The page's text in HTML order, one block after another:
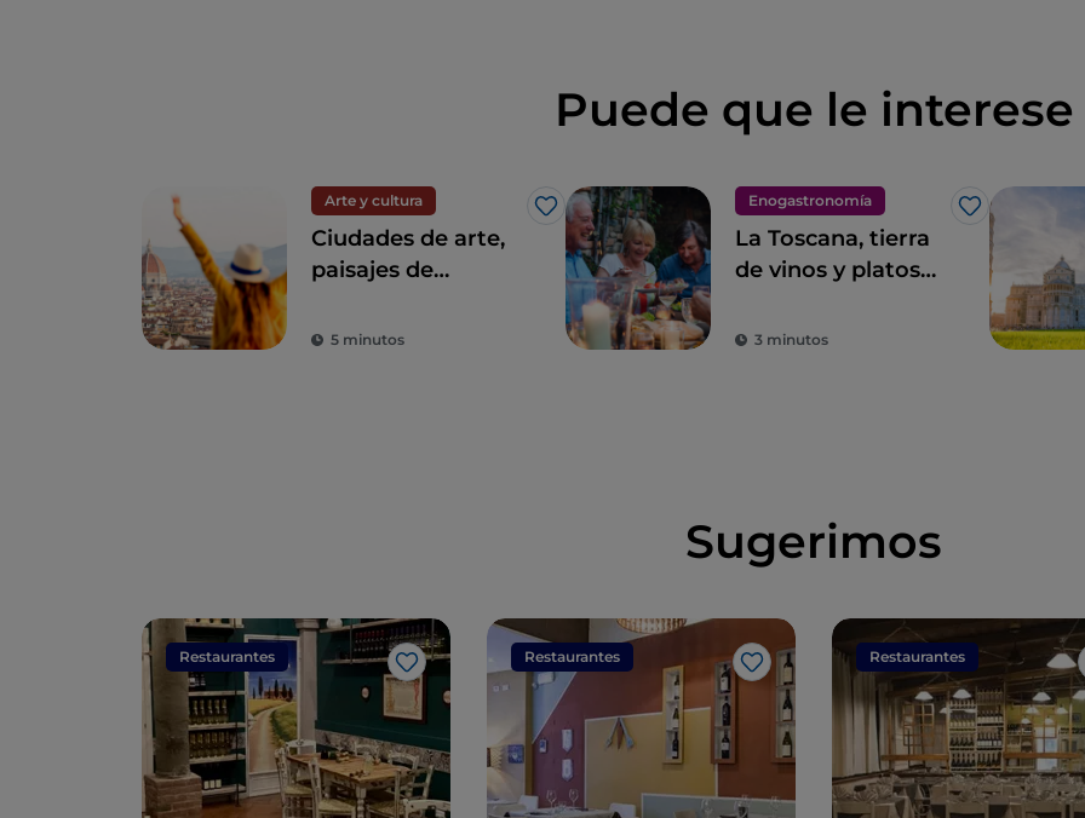
Puede que le interese
Arte y cultura
Me gusta
Ciudades de arte,
paisajes de
comida: Toscana es
5 minutos
Enogastronomía
Me gusta
La Toscana, tierra
de vinos y platos
3 minutos
Sugerimos
Restaurantes
Me gusta
Restaurantes
Me gusta
Restaurantes